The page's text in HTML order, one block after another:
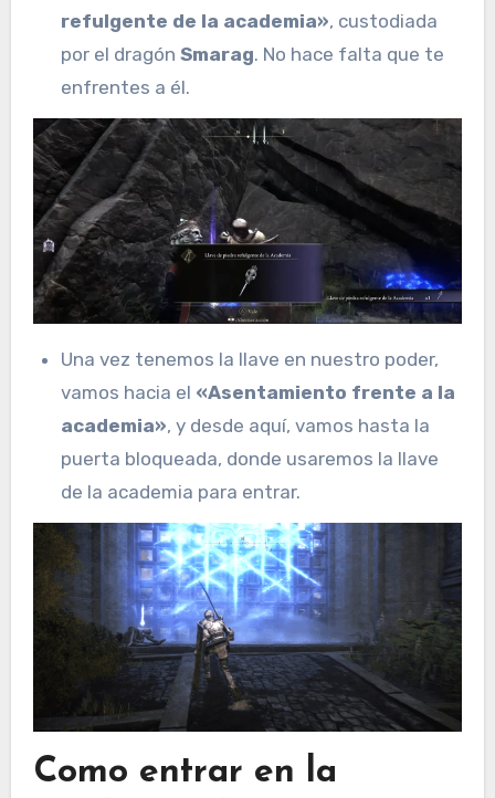
refulgente de la academia», custodiada
por el dragónSmarag. No hace falta que te
enfrentes a él.
Una vez tenemos la llave en nuestro poder,
vamos hacia el «Asentamiento frente a la
academia», y desde aquí, vamos hasta la
puerta bloqueada, donde usaremos la llave
de la academia para entrar.
Como entrar en la